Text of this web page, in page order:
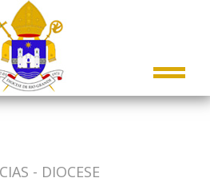
- DIOCESE